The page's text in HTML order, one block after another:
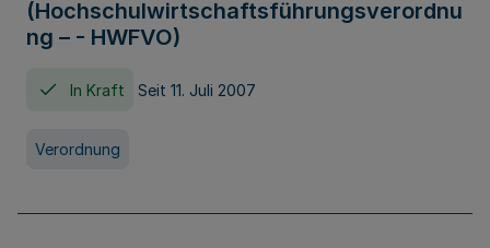
(Hochschulwirtschaftsführungsverordnu
ng – - HWFVO)
In Kraft Seit 11. Juli 2007
Verordnung